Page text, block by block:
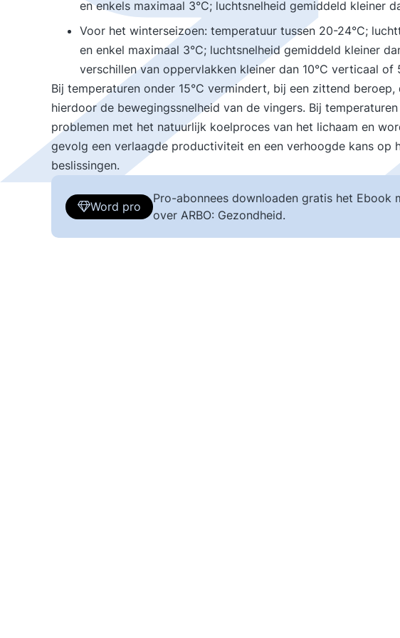
en enkels maximaal 3°C; luchtsnelheid gemiddeld kleiner
Voor het winterseizoen: temperatuur tussen 20-24°C;
en enkel maximaal 3°C; luchtsnelheid gemiddeld kleiner
verschillen van oppervlakken kleiner dan 10°C verticaal of
Bij temperaturen onder 15°C vermindert, bij een zittend
hierdoor de bewegingssnelheid van de vingers. Bij
problemen met het natuurlijk koelproces van het lichaam en
gevolg een verlaagde productiviteit en een verhoogde kans op
beslissingen.
Word pro
Pro-abonnees downloaden gratis het Ebook
over ARBO: Gezondheid.